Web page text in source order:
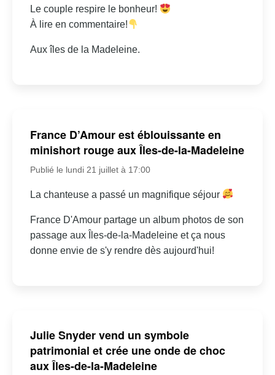
Le couple respire le bonheur!
À lire en commentaire!
Aux îles de la Madeleine.
France D’Amour est éblouissante en
minishort rouge aux Îles-de-la-Madeleine
Publié le lundi 21 juillet à 17:00
La chanteuse a passé un magnifique séjour
France D'Amour partage un album photos de son
passage aux Îles-de-la-Madeleine et ça nous
donne envie de s'y rendre dès aujourd'hui!
Julie Snyder vend un symbole
patrimonial et crée une onde de choc
aux Îles-de-la-Madeleine